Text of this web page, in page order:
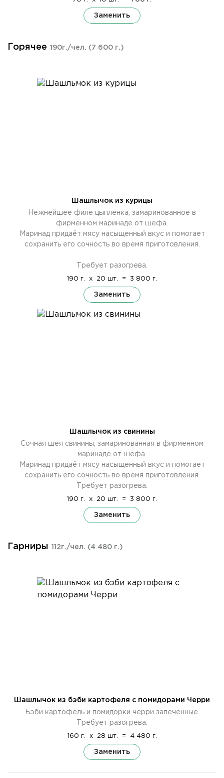
Заменить
Горячее 190г./чел. (7 600 г.)
Шашлычок из курицы
Нежнейшее филе цыпленка, замаринованное в
фирменном маринаде от шефа.
Маринад придаёт мясу насыщенный вкус и помогает
сохранить его сочность во время приготовления.
Требует разогрева.
190 г. x 20 шт. = 3 800 г.
Заменить
Шашлычок из свинины
Сочная шея свинины, замаринованная в фирменном
маринаде от шефа.
Маринад придаёт мясу насыщенный вкус и помогает
сохранить его сочность во время приготовления.
Требует разогрева.
190 г. x 20 шт. = 3 800 г.
Заменить
Гарниры 112г./чел. (4 480 г.)
Шашлычок из бэби картофеля с помидорами Черри
Бэби картофель и помидорки черри запеченные.
Требует разогрева.
160 г. x 28 шт. = 4 480 г.
Заменить